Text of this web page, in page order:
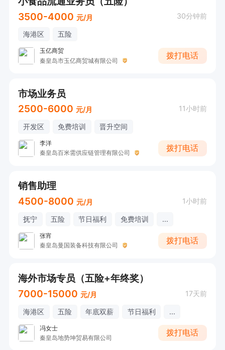
3500-4000 元/月 30分钟前
海港区 五险
玉亿商贸
秦皇岛市玉亿商贸城有限公司
拨打电话
市场业务员
2500-6000 元/月 11小时前
开发区 免费培训 晋升空间
李洋
秦皇岛百米需供应链管理有限公司
拨打电话
销售助理
4500-8000 元/月 1小时前
抚宁 五险 节日福利 免费培训 ...
张宵
秦皇岛曼国装备科技有限公司
拨打电话
海外市场专员（五险+年终奖）
7000-15000 元/月 17天前
海港区 五险 年底双薪 节日福利 ...
冯女士
秦皇岛地势坤贸易有限公司
拨打电话